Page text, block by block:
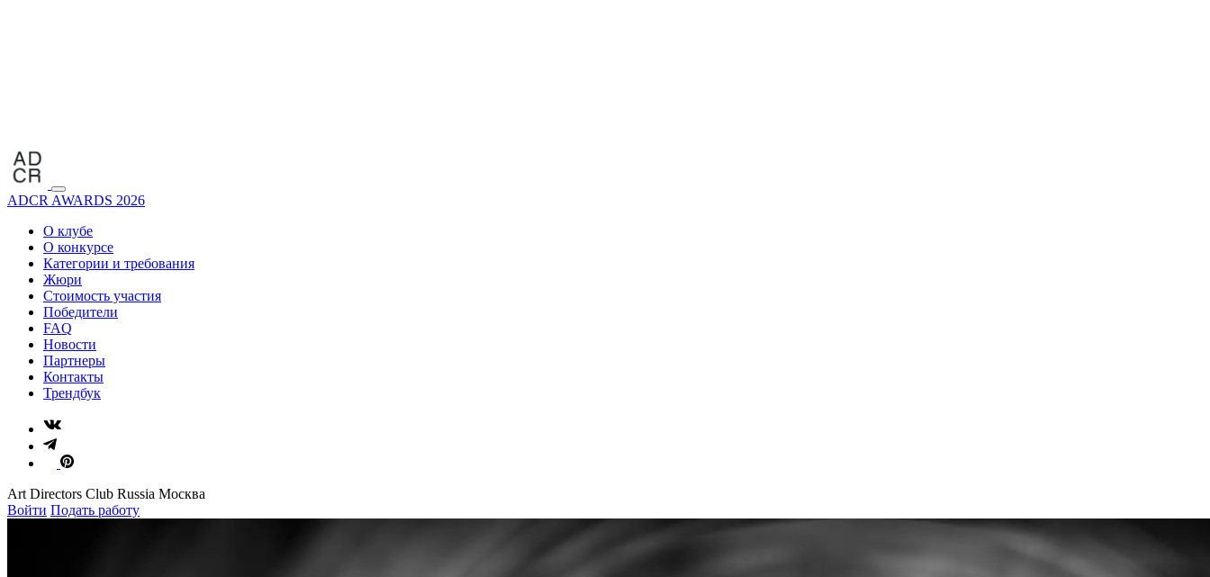
ADCR AWARDS 2026
О клубе
О конкурсе
Категории и требования
Жюри
Стоимость участия
Победители
FAQ
Новости
Партнеры
Контакты
Трендбук
Art Directors Club Russia Москва
Войти Подать работу